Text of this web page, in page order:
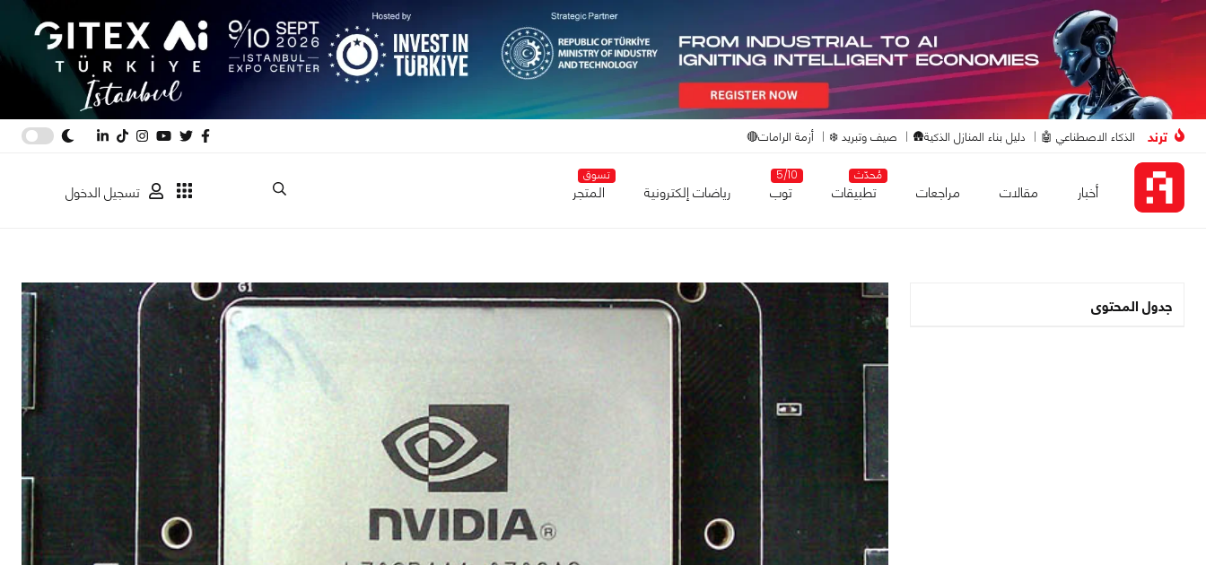
ترند الذكاء الاصطناعي 🤖 دليل بناء المنازل الذكية🛖 صيف وتبريد ❄️ أزمة الرامات🔴
أخبار مقالات مراجعات
مُحدّث
تطبيقات
5/10
توب رياضات إلكترونية
تسوق
المتجر تسجيل الدخول
جدول المحتوى